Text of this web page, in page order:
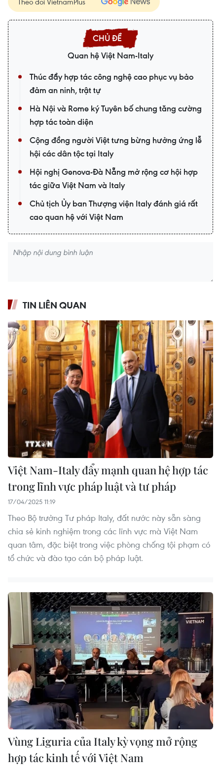
Quan hệ Việt Nam-Italy
Thúc đẩy hợp tác công nghệ cao phục vụ bảo
đảm an ninh, trật tự
Hà Nội và Rome ký Tuyên bố chung tăng cường
hợp tác toàn diện
Cộng đồng người Việt tưng bừng hưởng ứng lễ
hội các dân tộc tại Italy
Hội nghị Genova-Đà Nẵng mở rộng cơ hội hợp
tác giữa Việt Nam và Italy
Chủ tịch Ủy ban Thượng viện Italy đánh giá rất
cao quan hệ với Việt Nam
TIN LIÊN QUAN
Việt Nam-Italy đẩy mạnh quan hệ hợp tác
trong lĩnh vực pháp luật và tư pháp
17/04/2025 11:19
Theo Bộ trưởng Tư pháp Italy, đất nước này sẵn sàng
chia sẻ kinh nghiệm trong các lĩnh vực mà Việt Nam
quan tâm, đặc biệt trong việc phòng chống tội phạm có
tổ chức và đào tạo cán bộ pháp luật.
Vùng Liguria của Italy kỳ vọng mở rộng
hợp tác kinh tế với Việt Nam